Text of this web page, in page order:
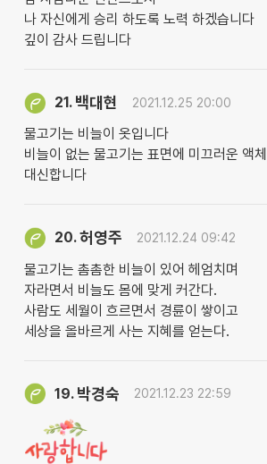
나 자신에게 승리 하도록 노력 하겠습니다
깊이 감사 드립니다
21. 백대현 2021.12.25 20:00
물고기는 비늘이 옷입니다
비늘이 없는 물고기는 표면에 미끄러운 액
대신합니다
20.허영주 2021.12.24 09:42
물고기는 촘촘한 비늘이 있어 헤엄치며
자라면서 비늘도 몸에 맞게 커간다.
사람도 세월이 흐르면서 경륜이 쌓이고
세상을 올바르게 사는 지혜를 얻는다.
19. 박경숙 2021.12.23 22:59